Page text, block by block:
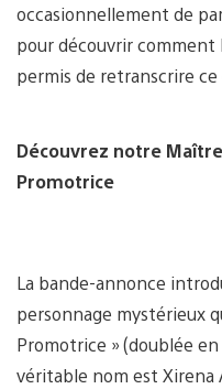
occasionnellement de
pour découvrir
permis de retranscrire
Découvrez notre
Promotrice
La bande-annonce
personnage mystérieux
Promotrice » (doublée
véritable nom est